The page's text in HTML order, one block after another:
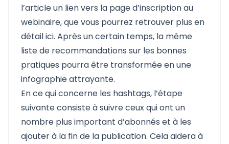
l’article un lien vers la page d’inscription au
webinaire, que vous pourrez retrouver plus en
détail ici. Après un certain temps, la même
liste de recommandations sur les bonnes
pratiques pourra être transformée en une
infographie attrayante.
En ce qui concerne les hashtags, l’étape
suivante consiste à suivre ceux qui ont un
nombre plus important d’abonnés et à les
ajouter à la fin de la publication. Cela aidera à